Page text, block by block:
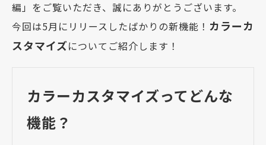
編」をご覧いただき、誠にありがとうございます。
今回は5月にリリースしたばかりの新機能！ カラーカ
スタマイズについてご紹介します！
カラーカスタマイズってどんな
機能？